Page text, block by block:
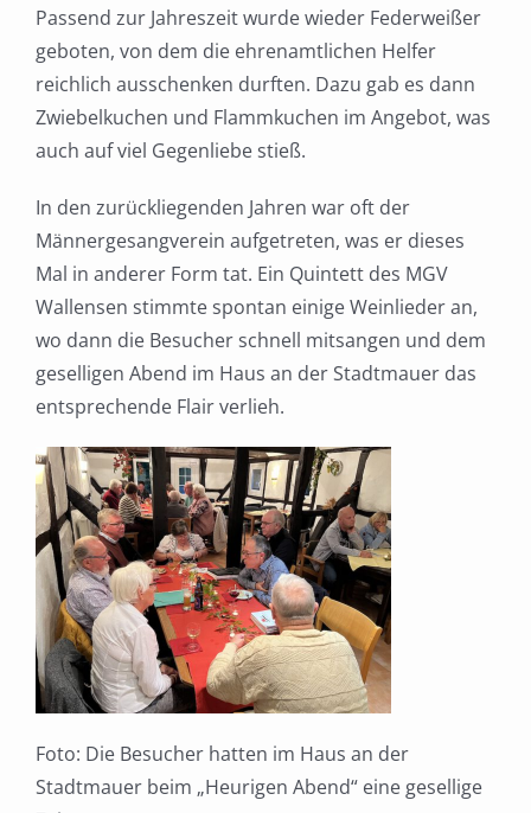
Passend zur Jahreszeit wurde wieder Federweißer
geboten, von dem die ehrenamtlichen Helfer
reichlich ausschenken durften. Dazu gab es dann
Zwiebelkuchen und Flammkuchen im Angebot, was
auch auf viel Gegenliebe stieß.
In den zurückliegenden Jahren war oft der
Männergesangverein aufgetreten, was er dieses
Mal in anderer Form tat. Ein Quintett des MGV
Wallensen stimmte spontan einige Weinlieder an,
wo dann die Besucher schnell mitsangen und dem
geselligen Abend im Haus an der Stadtmauer das
entsprechende Flair verlieh.
Foto: Die Besucher hatten im Haus an der
Stadtmauer beim „Heurigen Abend“ eine gesellige